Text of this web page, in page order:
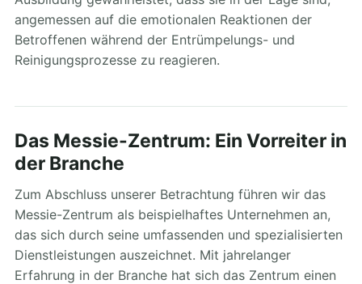
angemessen auf die emotionalen Reaktionen der
Betroffenen während der Entrümpelungs- und
Reinigungsprozesse zu reagieren.
Das Messie-Zentrum: Ein Vorreiter in
der Branche
Zum Abschluss unserer Betrachtung führen wir das
Messie-Zentrum als beispielhaftes Unternehmen an,
das sich durch seine umfassenden und spezialisierten
Dienstleistungen auszeichnet. Mit jahrelanger
Erfahrung in der Branche hat sich das Zentrum einen